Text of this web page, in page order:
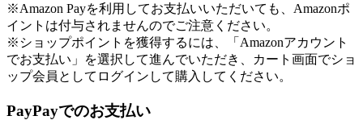
※Amazon Payを利用してお支払いいただいても、Amazonポ
イントは付与されませんのでご注意ください。
※ショップポイントを獲得するには、「Amazonアカウント
でお支払い」を選択して進んでいただき、カート画面でショ
ップ会員としてログインして購入してください。
PayPayでのお支払い